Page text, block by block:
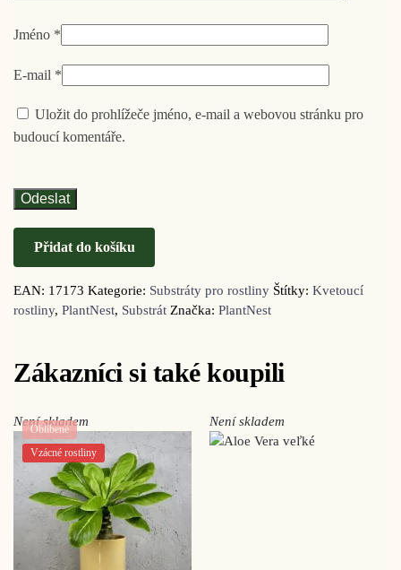
Jméno *
E-mail *
Uložit do prohlížeče jméno, e-mail a webovou stránku pro
budoucí komentáře.
Přidat do košíku
EAN: 17173 Kategorie: Substráty pro rostliny Štítky: Kvetoucí
rostliny, PlantNest, Substrát Značka: PlantNest
Zákazníci si také koupili
Oblíbené
Vzácné rostliny
Není skladem Není skladem